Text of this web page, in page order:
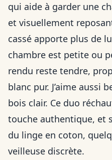
qui aide à garder une
et visuellement
cassé apporte plus de
chambre est petite ou
rendu reste tendre,
blanc pur. J’aime aussi
bois clair. Ce duo
touche authentique, et
du linge en coton,
veilleuse discrète.